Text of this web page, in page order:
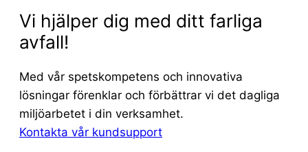
Vi hjälper dig med ditt farliga
avfall!
Med vår spetskompetens och innovativa
lösningar förenklar och förbättrar vi det dagliga
miljöarbetet i din verksamhet.
Kontakta vår kundsupport